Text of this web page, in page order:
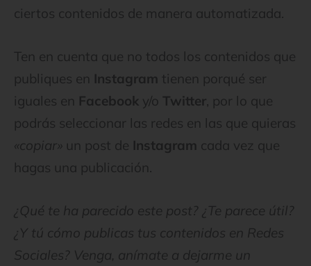
ciertos contenidos de manera automatizada.
Ten en cuenta que no todos los contenidos que
publiques en Instagram tienen porqué ser
iguales en Facebook y/o Twitter, por lo que
podrás seleccionar las redes en las que quieras
«copiar» un post de Instagram cada vez que
hagas una publicación.
¿Qué te ha parecido este post? ¿Te parece útil?
¿Y tú cómo publicas tus contenidos en Redes
Sociales? Venga, anímate a dejarme un